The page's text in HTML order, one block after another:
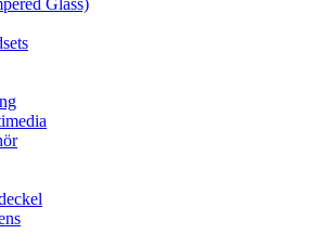
Glass)